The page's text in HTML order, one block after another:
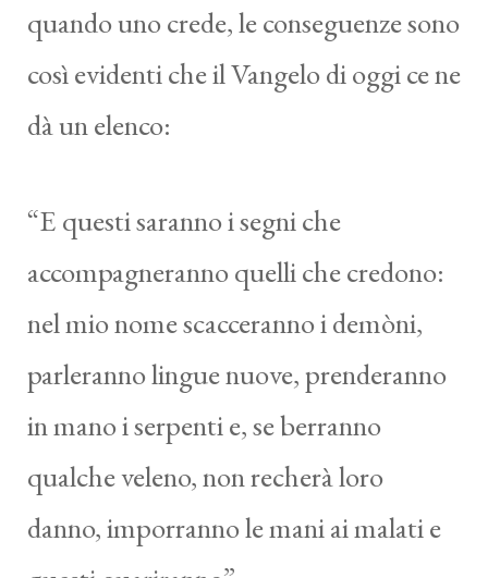
quando uno crede, le conseguenze sono
così evidenti che il Vangelo di oggi ce ne
dà un elenco:
“E questi saranno i segni che
accompagneranno quelli che credono:
nel mio nome scacceranno i demòni,
parleranno lingue nuove, prenderanno
in mano i serpenti e, se berranno
qualche veleno, non recherà loro
danno, imporranno le mani ai malati e